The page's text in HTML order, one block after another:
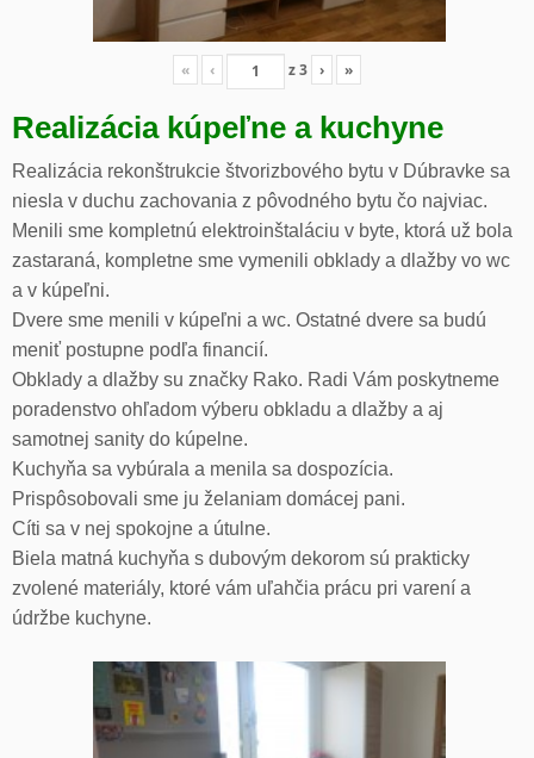
« ‹ z3 › »
Realizácia kúpeľne a kuchyne
Realizácia rekonštrukcie štvorizbového bytu v Dúbravke sa
niesla v duchu zachovania z pôvodného bytu čo najviac.
Menili sme kompletnú elektroinštaláciu v byte, ktorá už bola
zastaraná, kompletne sme vymenili obklady a dlažby vo wc
a v kúpeľni.
Dvere sme menili v kúpeľni a wc. Ostatné dvere sa budú
meniť postupne podľa financií.
Obklady a dlažby su značky Rako. Radi Vám poskytneme
poradenstvo ohľadom výberu obkladu a dlažby a aj
samotnej sanity do kúpelne.
Kuchyňa sa vybúrala a menila sa dospozícia.
Prispôsobovali sme ju želaniam domácej pani.
Cíti sa v nej spokojne a útulne.
Biela matná kuchyňa s dubovým dekorom sú prakticky
zvolené materiály, ktoré vám uľahčia prácu pri varení a
údržbe kuchyne.